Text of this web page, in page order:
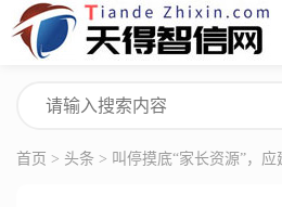
首页 > 头条 > 叫停摸底“家长资源”，应